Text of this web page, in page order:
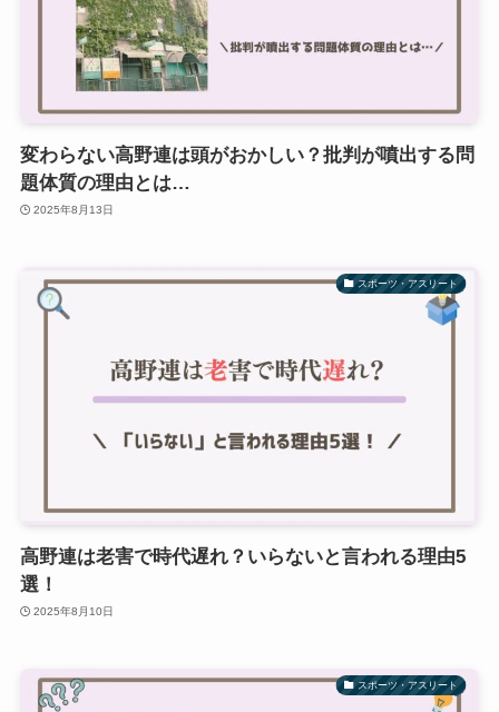
変わらない高野連は頭がおかしい？批判が噴出する問
題体質の理由とは…
2025年8月13日
スポーツ・アスリート
高野連は老害で時代遅れ？いらないと言われる理由5
選！
2025年8月10日
スポーツ・アスリート